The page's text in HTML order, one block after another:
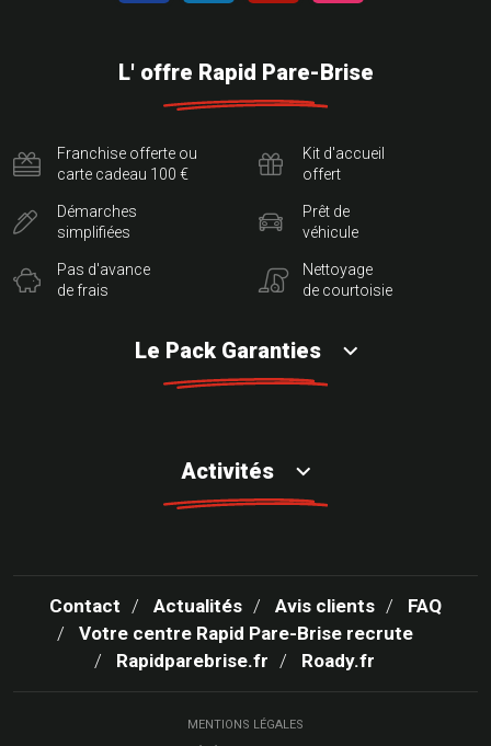
L' offre Rapid Pare-Brise
Franchise offerte ou
carte cadeau 100 €
Démarches
simplifiées
Pas d'avance
de frais
Kit d'accueil
offert
Prêt de
véhicule
Nettoyage
de courtoisie
Le Pack Garanties
Activités
Contact Actualités Avis clients
FAQ
Votre centre Rapid Pare-Brise recrute
Rapidparebrise.fr
Roady.fr
MENTIONS LÉGALES